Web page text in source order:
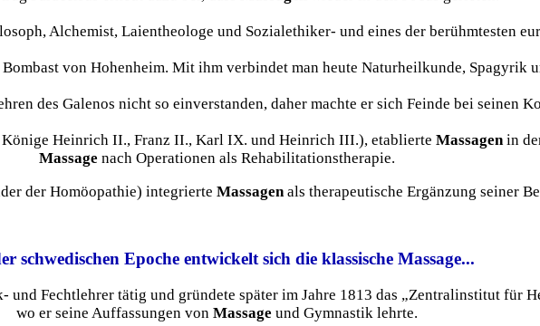
Alchemist, Laientheologe und Sozialethiker- und eines der berühmtesten
von Hohenheim. Mit ihm verbindet man heute Naturheilkunde, Spagyrik
des Galenos nicht so einverstanden, daher machte er sich Feinde bei seinen
Heinrich II., Franz II., Karl IX. und Heinrich III.), etablierte Massagenin
Massage nach Operationen als Rehabilitationstherapie.
der Homöopathie) integrierte Massagen als therapeutische Ergänzung seiner
schwedischen Epoche entwickelt sich die klassische Massage...
Fechtlehrer tätig und gründete später im Jahre 1813 das „Zentralinstitut für
wo er seine Auffassungen von Massage und Gymnastik lehrte.